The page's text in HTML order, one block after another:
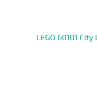
LEGO 60101